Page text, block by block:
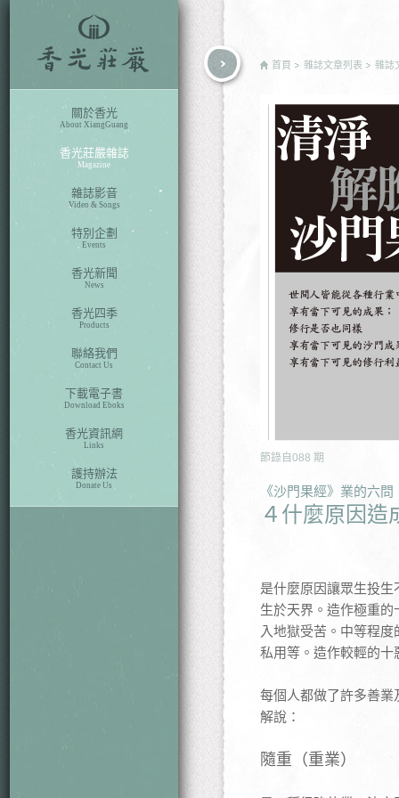
關於香光
About XiangGuang
香光莊嚴雜誌
Magazine
雜誌影音
Video & Songs
特別企劃
Events
香光新聞
News
香光四季
Products
聯絡我們
Contact Us
下載電子書
Download Eboks
香光資訊網
Links
護持辦法
Donate Us
首頁 雜誌文章列表 雜誌
節錄自 088 期
《沙門果經》業的六
４什麼原因造
是什麼原因讓眾生投
生於天界。造作極重
入地獄受苦。中等程
私用等。造作較輕的
每個人都做了許多善
解說：
隨重（重業）